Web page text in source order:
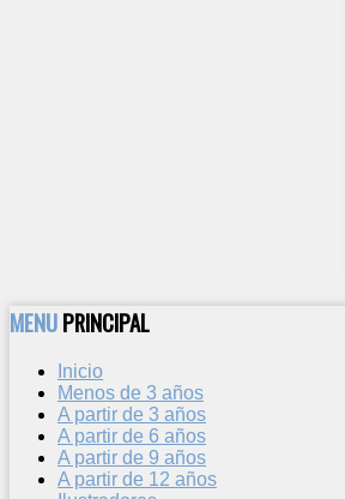
MENUPRINCIPAL
Inicio
Menos de 3 años
A partir de 3 años
A partir de 6 años
A partir de 9 años
A partir de 12 años